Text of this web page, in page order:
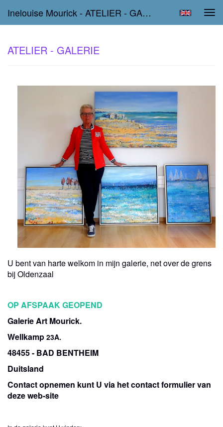
Inelouise Mourick - ATELIER - GALERIE
ATELIER - GALERIE
U bent van harte welkom in mijn galerie, net over de grens
bij Oldenzaal
OP AFSPAAK GEOPEND
Galerie Art Mourick.
Wellkamp 23A.
48455 - BAD BENTHEIM
Duitsland
Contact opnemen kunt U via het contact formulier van
deze web-site